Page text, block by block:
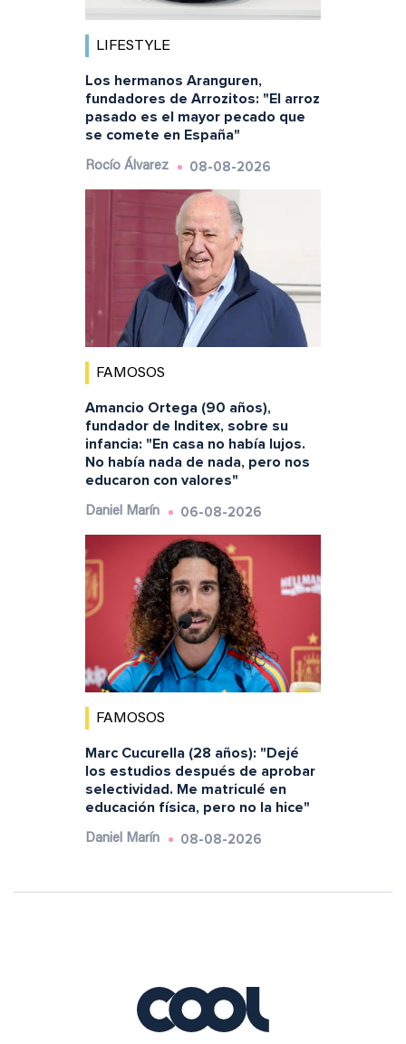
LIFESTYLE
Los hermanos Aranguren,
fundadores de Arrozitos: "El arroz
pasado es el mayor pecado que
se comete en España"
Rocío Álvarez 08-08-2026
FAMOSOS
Amancio Ortega (90 años),
fundador de Inditex, sobre su
infancia: "En casa no había lujos.
No había nada de nada, pero nos
educaron con valores"
Daniel Marín 06-08-2026
FAMOSOS
Marc Cucurella (28 años): "Dejé
los estudios después de aprobar
selectividad. Me matriculé en
educación física, pero no la hice"
Daniel Marín 08-08-2026